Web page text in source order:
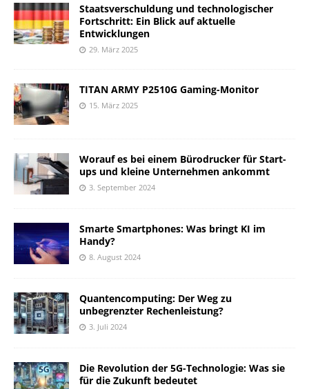
Staatsverschuldung und technologischer
Fortschritt: Ein Blick auf aktuelle
Entwicklungen
29. März 2025
TITAN ARMY P2510G Gaming-Monitor
15. März 2025
Worauf es bei einem Bürodrucker für Start-
ups und kleine Unternehmen ankommt
3. September 2024
Smarte Smartphones: Was bringt KI im
Handy?
8. August 2024
Quantencomputing: Der Weg zu
unbegrenzter Rechenleistung?
3. Juli 2024
Die Revolution der 5G-Technologie: Was sie
für die Zukunft bedeutet